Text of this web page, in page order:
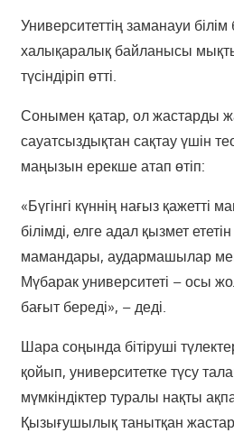
Университеттің заманауи
халықаралық байланысы мықты
түсіндіріп өтті.
Сонымен қатар, ол жастарды
сауатсыздықтан сақтау үшін
маңызын ерекше атап өтіп:
«Бүгінгі күннің нағыз
білімді, елге адал қызмет
мамандары, аудармашылар
Мүбарак университеті – осы
бағыт береді», – деді.
Шара соңында бітіруші
қойып, университетке түсу
мүмкіндіктер туралы нақты
Қызығушылық танытқан